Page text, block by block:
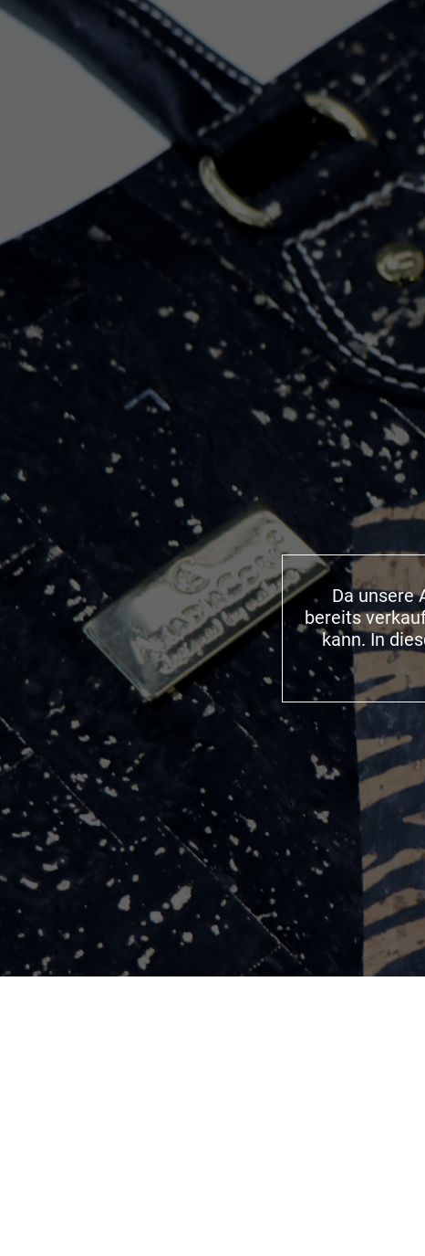
Da unsere
bereits
kann. In